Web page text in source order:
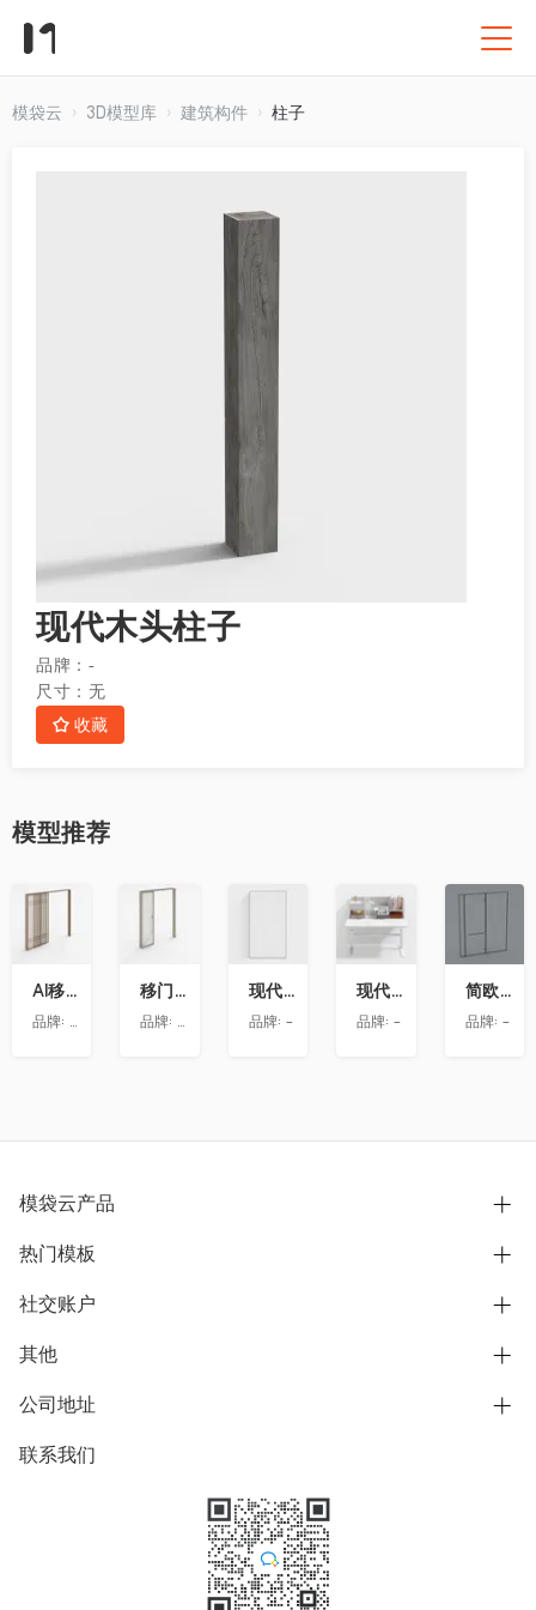
模袋云 3D模型库 建筑构件 柱子
现代木头柱子
品牌： -
尺寸： 无
收藏
模型推荐
藏
AI移门-宋氏美学-厨房移门-J001
品牌:
效果公库
移门吊轨三联动完全打开
品牌:
万华唐唐
现代玻璃隔断
品牌: -
收
藏
现代书桌
品牌: -
简欧卫生间
品牌: -
模袋云产品
别墅设计营销
模型协同展示分享
别墅社区
别墅模板
热门模板
欧式别墅
中式别墅
日式别墅
社交账户
B站
抖音
微信公众号
其他
用户服务协议
隐私政策
公司地址
上海市浦东新区东方路1215-1217号
联系我们